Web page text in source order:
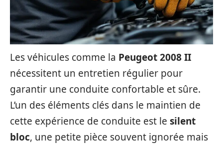
Les véhicules comme la Peugeot 2008 II
nécessitent un entretien régulier pour
garantir une conduite confortable et sûre.
L’un des éléments clés dans le maintien de
cette expérience de conduite est le silent
bloc, une petite pièce souvent ignorée mais